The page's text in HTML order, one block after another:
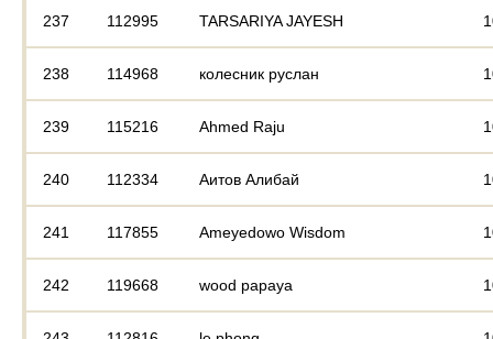
237 112995 TARSARIYA JAYESH
238 114968 колесник руслан
239 115216 Ahmed Raju
240 112334 Аитов Алибай
241 117855 Ameyedowo Wisdom
242 119668 wood papaya